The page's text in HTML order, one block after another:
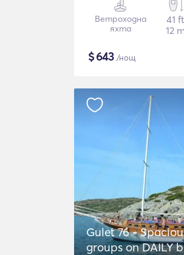
Ветроходна
яхта
41 ft
12 m
$643 /нощ
Gulet 76 -
groups on DAILY